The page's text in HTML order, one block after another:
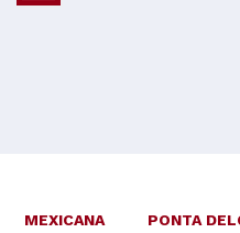
MEXICANA PONTA